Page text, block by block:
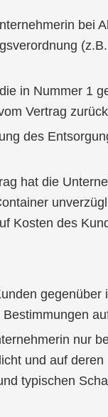
bei
in Nummer 1
Vertrag
des
hat die
Kosten des
nur
und auf
typischen